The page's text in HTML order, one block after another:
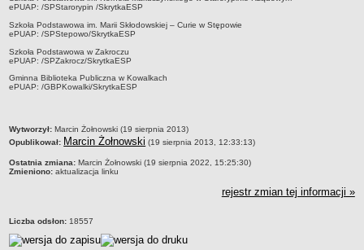
Ogłoszenia o naborze na wolne stanowiska urzędnicze
wolne stanowiska urzędnicze
Wyniki naboru na wolne stanowiska urzędnicze
Galeria
Raporty o stanie dostępności
Struktura organizacyjna
Rada gminy
ePUAP: /SPStarorypin /SkrytkaESP
Szkoła Podstawowa im. Marii Skłodowskiej – Curie w Stępowie
ePUAP: /SPStepowo/SkrytkaESP
Szkoła Podstawowa w Zakroczu
ePUAP: /SPZakrocz/SkrytkaESP
Gminna Biblioteka Publiczna w Kowalkach
ePUAP: /GBPKowalki/SkrytkaESP
metryczka
Wytworzył: Marcin Żołnowski (19 sierpnia 2013)
Opublikował: Marcin Żołnowski (19 sierpnia 2013, 12:33:13)
Ostatnia zmiana: Marcin Żołnowski (19 sierpnia 2022, 15:25:30)
Zmieniono: aktualizacja linku
rejestr zmian tej informacji »
Liczba odsłon: 18557